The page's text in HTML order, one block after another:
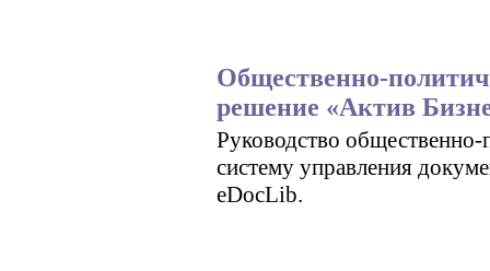
Общественно-
решение «Актив
Руководство общественно-
систему управления
eDocLib.